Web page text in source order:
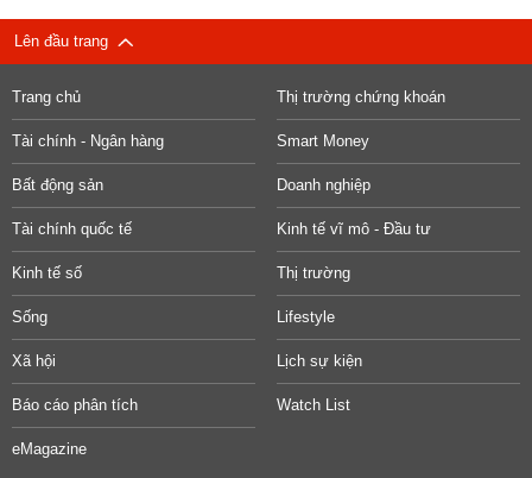
Lên đầu trang
Trang chủ Thị trường chứng khoán
Tài chính - Ngân hàng Smart Money
Bất động sản Doanh nghiệp
Tài chính quốc tế Kinh tế vĩ mô - Đầu tư
Kinh tế số Thị trường
Sống Lifestyle
Xã hội Lịch sự kiện
Báo cáo phân tích Watch List
eMagazine